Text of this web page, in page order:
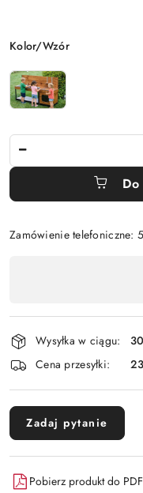
Wariant
Kolor/Wzór
Zamówienie telefoniczne:
płatność
i
dostawa
Wysyłka w ciągu:
Cena przesyłki:
Zadaj pytanie
Pobierz produkt do PDF